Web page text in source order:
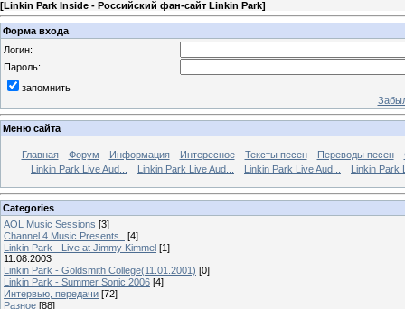
[Linkin Park Inside - Российский фан-сайт Linkin Park]
Форма входа
Логин:
Пароль:
запомнить
Меню сайта
Главная Форум Информация Интересное Тексты песен Переводы песен
Linkin Park Live Aud...
Linkin Park Live Aud... Linkin Park Live Aud... Linkin Park
Categories
AOL Music Sessions [3]
Channel 4 Music Presents..
[4]
Linkin Park - Live at Jimmy Kimmel [1]
11.08.2003
Linkin Park - Goldsmith College(11.01.2001) [0]
Linkin Park - Summer Sonic 2006 [4]
Интервью, передачи [72]
Разное [88]